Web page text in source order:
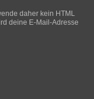
daher kein HTML
deine E-Mail-Adresse